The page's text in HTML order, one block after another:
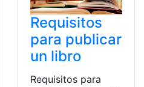
Requisitos
para publicar
un libro
Requisitos para